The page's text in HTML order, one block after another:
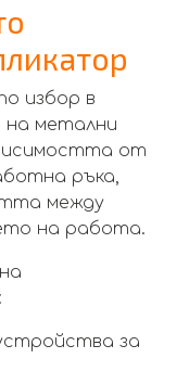
избор в
на метални
от
ръка,
между
на работа.
за